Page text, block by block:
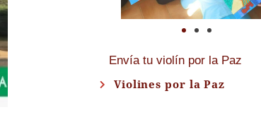
Envía tu violín por la Paz
Violines por la Paz